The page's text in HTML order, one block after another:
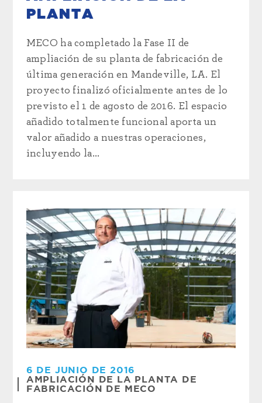
PLANTA
MECO ha completado la Fase II de
ampliación de su planta de fabricación de
última generación en Mandeville, LA. El
proyecto finalizó oficialmente antes de lo
previsto el 1 de agosto de 2016. El espacio
añadido totalmente funcional aporta un
valor añadido a nuestras operaciones,
incluyendo la...
6 DE JUNIO DE 2016
AMPLIACIÓN DE LA PLANTA DE
FABRICACIÓN DE MECO